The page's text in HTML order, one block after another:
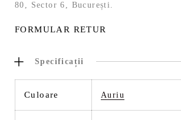
80, Sector 6, București.
FORMULAR RETUR
Specificații
Culoare Auriu